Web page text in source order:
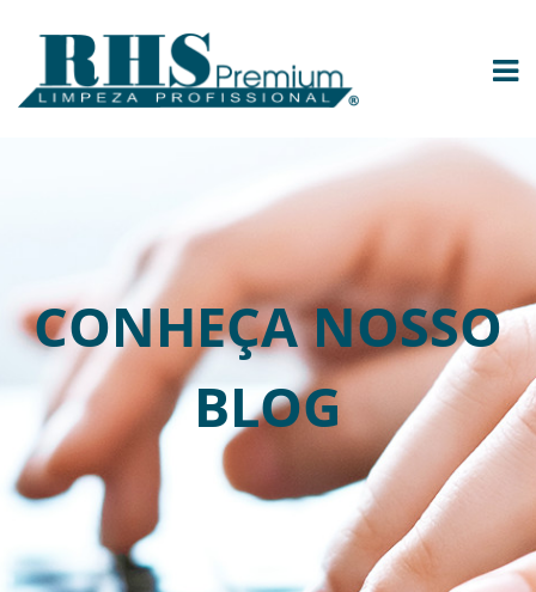
CONHEÇA NOSSO
BLOG